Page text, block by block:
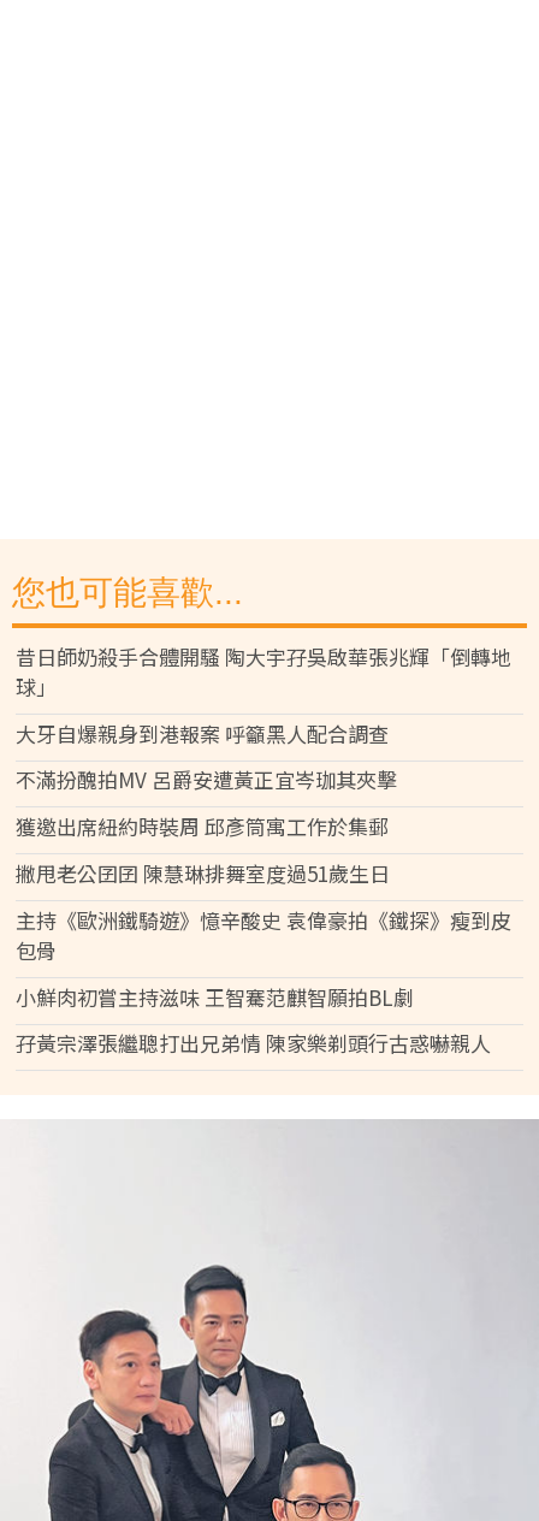
您也可能喜歡...
昔日師奶殺手合體開騷 陶大宇孖吳啟華張兆輝「倒轉地
球」
大牙自爆親身到港報案 呼籲黑人配合調查
不滿扮醜拍MV 呂爵安遭黃正宜岑珈其夾擊
獲邀出席紐約時裝周 邱彥筒寓工作於集郵
撇甩老公囝囝 陳慧琳排舞室度過51歲生日
主持《歐洲鐵騎遊》憶辛酸史 袁偉豪拍《鐵探》瘦到皮
包骨
小鮮肉初嘗主持滋味 王智騫范麒智願拍BL劇
孖黃宗澤張繼聰打出兄弟情 陳家樂剃頭行古惑嚇親人